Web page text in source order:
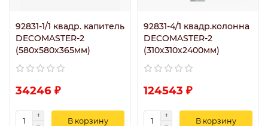
92831-1/1 квадр. капитель
DECOMASTER-2
(580х580х365мм)
34246 ₽
В корзину
92831-4/1 квадр.колонна
DECOMASTER-2
(310х310х2400мм)
124543 ₽
В корзину